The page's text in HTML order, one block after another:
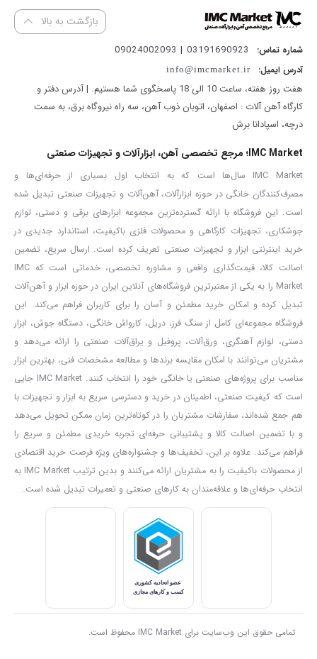
ماشین، پولیش‌کاری سطوح مختلف فلزی و سنگی و موارد مشابه به کار
می‌آید؛ اما عملکرد اصلی آن همان پولیش‌کاری ماشین خواهد بود. این
گزینه کارآمد برای افرادی است که به دنبال یک دستگاه پولیش کارآمد و با
عملکرد قدرتمند هستند. همچنین این موتور قدرتمند به شما امکان خواهد
داد که دستگاه را به عنوان یک سمباده‌زن نیز به کار ببرید؛ به طوری که
می‌توان با کمک آن فلزات (و دیگر متریال‌ها) زنگ‌زده یا رنگ‌شده را
سمباده زد و ظرف مدت‌زمان کوتاهی به خروجی دل‌خواه رسید.
اما دستگاه‌های پولیش دستی انواع مختلفی دارند و شما لازم است پیش
از نهایی کردن خرید خود به خوبی درباره نیازهایی که دارید و بهترین
دستگاهی که می‌تواند به کمک شما بیاید تحقیق کنید. برای مثال مهم‌ترین
انواع دستگاه‌های پولیش دستی عبارت‌اند از پولیش چرخشی، پولیش
اوربیتال و پولیش دوال اکشن. پولیش چرخشی ساختاری همچون انواع
فرزها دارد و صفحه آن به صورت دایره‌ای حرکت می‌کند. این نوع از
پولیش‌ها سریع‌ترین دستگاه‌ها برای پولیش‌کاری به شمار می‌آیند؛ اما
می‌بایست تنها افراد حرفه‌ای با آن‌ها اقدام به پولیش‌کاری ماشین کنند. در
غیر این صورت ممکن است آسیب‌های جدی به رنگ ماشین وارد شود.
پولیش اوربیتال اما ساختاری متفاوت دارد و عملکرد آن چرخشی نیست؛
بلکه تا حدی از کار چرخش را می‌بایست اپراتور انجام دهد. در مقابل در
این نوع دستگاه‌ها امکان آسیب به رنگ خودرو و ایجاد هولوگرام بر روی
آن وجود ندارد و در ضمن، سطح بیشتری را نیز پوشش می‌دهد. اما
سرعت کار آن‌ها بسیار پایین‌تر از پولیش چرخشی خواهد بود. پولیش
دوال اکشن چیزی میان پولیش چرخشی و اوربیتال است؛ هم از خاصیت
مداری بهره می‌برد و هم قابلیت چرخشی دارد؛ اما چه در زمینه عملکرد
چرخشی و چه عملکرد مداری، معمولا نمی‌تواند عملکردی به رضایت‌بخشی
دستگاه‌هایی را داشته باشد که به طور خاص برای یکی از این‌ عملکردها
تولید شده‌اند.
این دستگاه پولیش در ابعاد 7×9×44 سانتی‌متر تولید شده است و وزن
بازگشت به بالا
شماره تماس: 03191690923 | 09024002093
آدرس ایمیل: info@imcmarket.ir
هفت روز هفته، ساعت 10 الی 18 پاسخگوی شما هستیم. | آدرس دفتر و
کارگاه آهن آلات : اصفهان، اتوبان ذوب آهن، سه راه نیروگاه برق، به سمت
درچه، اسپادانا برش
IMC Market؛ مرجع تخصصی آهن، ابزارآلات و تجهیزات صنعتی
IMC Market سال‌ها است که به انتخاب اول بسیاری از حرفه‌ای‌ها و
مصرف‌کنندگان خانگی در حوزه ابزارآلات، آهن‌آلات و تجهیزات صنعتی تبدیل شده
است. این فروشگاه با ارائه گسترده‌ترین مجموعه ابزارهای برقی و دستی، لوازم
جوشکاری، تجهیزات کارگاهی و محصولات فلزی باکیفیت، استاندارد جدیدی در
خرید اینترنتی ابزار و تجهیزات صنعتی تعریف کرده است. ارسال سریع، تضمین
اصالت کالا، قیمت‌گذاری واقعی و مشاوره تخصصی، خدماتی است که IMC
Market را به یکی از معتبرترین فروشگاه‌های آنلاین ایران در حوزه ابزار و آهن‌آلات
تبدیل کرده و امکان خرید مطمئن و آسان را برای کاربران فراهم می‌کند. این
فروشگاه مجموعه‌ای کامل از سنگ فرز، دریل، کارواش خانگی، دستگاه جوش، ابزار
دستی، لوازم آهنگری، ورق‌آلات، پروفیل و یراق‌آلات صنعتی را ارائه می‌دهد و
مشتریان می‌توانند با امکان مقایسه برندها و مطالعه مشخصات فنی، بهترین ابزار
مناسب برای پروژه‌های صنعتی یا خانگی خود را انتخاب کنند. IMC Market جایی
است که کیفیت صنعتی، اطمینان در خرید و دسترسی سریع به ابزار و تجهیزات با
هم جمع شده‌اند، سفارشات مشتریان را در کوتاه‌ترین زمان ممکن تحویل می‌دهد
و با تضمین اصالت کالا و پشتیبانی حرفه‌ای تجربه خریدی مطمئن و سریع را
فراهم می‌کند. علاوه بر این، تخفیف‌ها و جشنواره‌های ویژه فرصت خرید اقتصادی
از محصولات باکیفیت را به مشتریان ارائه می‌کنند و بدین ترتیب IMC Market به
انتخاب حرفه‌ای‌ها و علاقه‌مندان به کارهای صنعتی و تعمیرات تبدیل شده است.
تمامی حقوق این وب‌سایت برای IMC Market محفوظ است.